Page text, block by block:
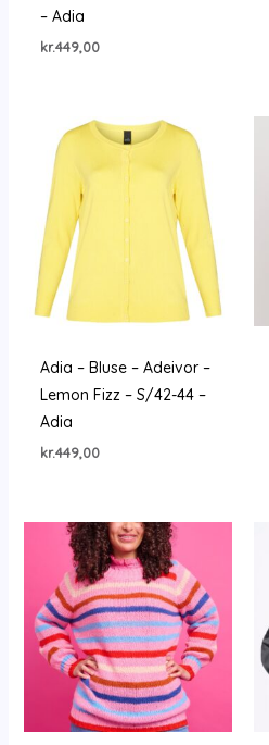
– Adia
kr.449,00
Adia – Bluse – Adeivor –
Lemon Fizz – S/42-44 –
Adia
kr.449,00